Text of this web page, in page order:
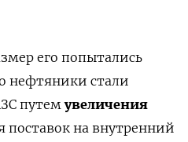
его попытались
нефтяники стали
путемувеличения
поставок на внутренний